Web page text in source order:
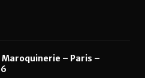
Maroquinerie – Paris –